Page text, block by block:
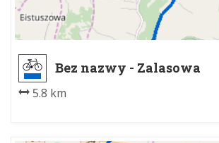
Bez nazwy - Zalasowa
5.8 km